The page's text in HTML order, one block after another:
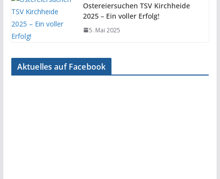
Ostereiersuchen TSV Kirchheide
2025 – Ein voller Erfolg!
5. Mai 2025
Aktuelles auf Facebook